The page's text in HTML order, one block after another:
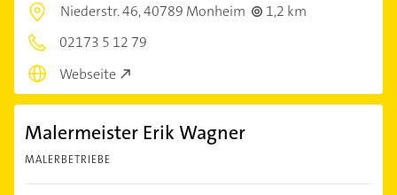
Niederstr. 46,40789 Monheim
1,2 km
02173 5 12 79
Webseite
Malermeister Erik Wagner
MALERBETRIEBE